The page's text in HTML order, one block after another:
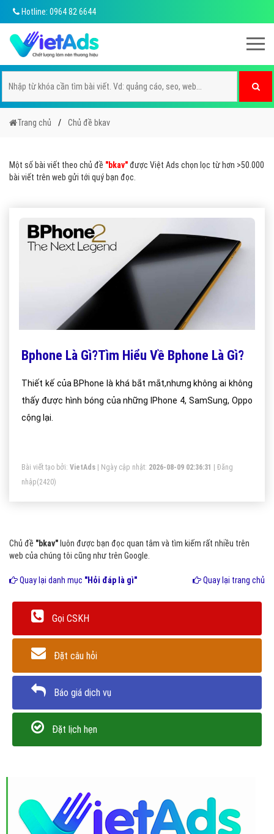
Hotline: 0964 82 6644
Trang chủ Chủ đề bkav
Một số bài viết theo chủ đề "bkav"được Việt Ads chọn lọc từ hơn >50.000
bài viết trên web gửi tới quý bạn đọc.
Bphone Là Gì?Tìm Hiểu Về Bphone Là Gì?
Thiết kế của BPhone là khá bắt mắt,nhưng không ai không
thấy được hình bóng của những IPhone 4, SamSung, Oppo
cộng lại.
Bài viết tạo bởi: VietAds | Ngày cập nhật: 2026-08-09 02:36:31
Đăng
nhập(2420)
Chủ đề "bkav" luôn được bạn đọc quan tâm và tìm kiếm rất nhiều trên
web của chúng tôi cũng như trên Google.
Quay lại danh mục "Hỏi đáp là gì" Quay lại trang chủ
Gọi CSKH
Đặt câu hỏi
Báo giá dịch vụ
Đặt lịch hẹn